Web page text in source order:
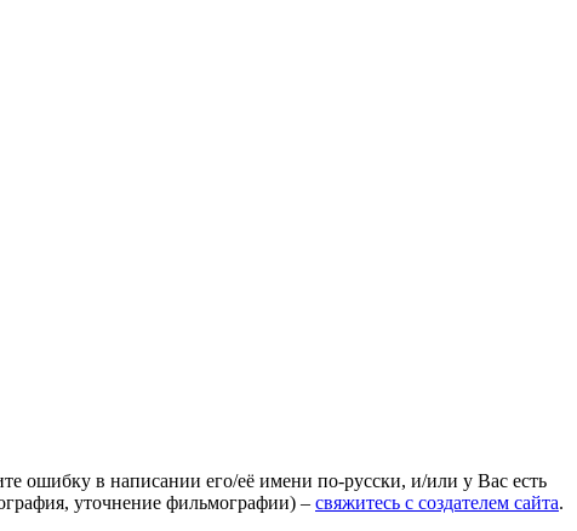
ошибку в написании его/её имени по-русски, и/или у Вас есть
уточнение фильмографии) – свяжитесь с создателем сайта.